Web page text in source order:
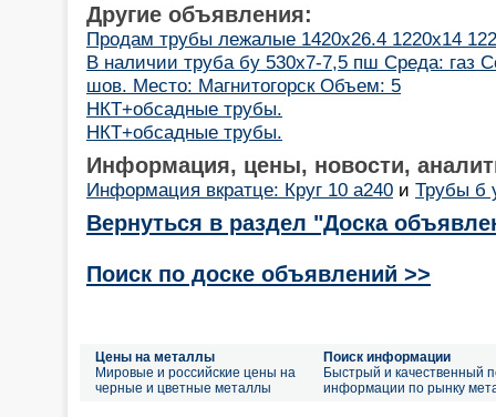
Другие объявления:
Продам трубы лежалые 1420х26.4 1220х14
В наличии труба бу 530х7-7,5 пш Среда: газ
шов. Место: Магнитогорск Объем: 5
НКТ+обсадные трубы.
НКТ+обсадные трубы.
Информация, цены, новости,
Информация вкратце: Круг 10 а240 и Трубы б
Вернуться в раздел "Доска
Поиск по доске объявлений >>
Цены на металлы
Мировые и российские цены на
черные и цветные металлы
Поиск информации
Быстрый и качественный
информации по рынку